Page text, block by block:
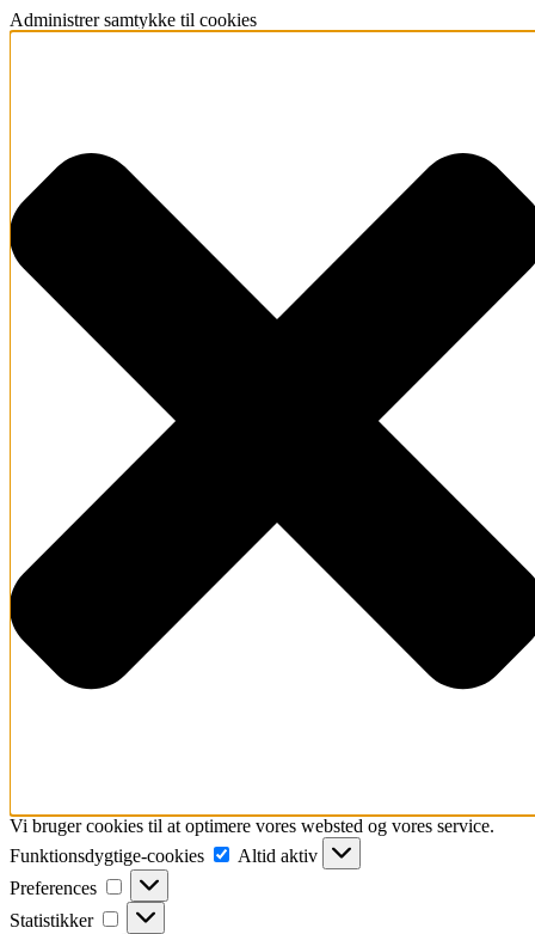
Administrer samtykke til cookies
Vi bruger cookies til at optimere vores websted og vores service.
Funktionsdygtige-cookies
Funktionsdygtige-
cookies
Altid aktiv
Preferences
Preferences
Statistikker Statistikker